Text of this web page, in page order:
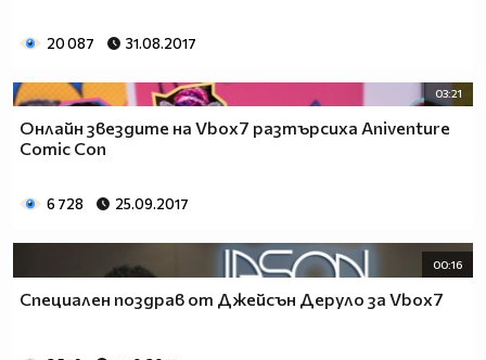
20 087 31.08.2017
03:21
Онлайн звездите на Vbox7 разтърсиха Aniventure
Comic Con
6 728 25.09.2017
00:16
Специален поздрав от Джейсън Деруло за Vbox7